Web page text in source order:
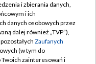
i zbierania danych,
i ich
danych osobowych przez
dalej również „TVP”),
Zaufanych
(w tym do
zainteresowań i